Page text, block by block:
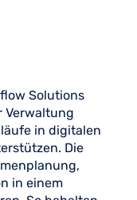
Solutions
Verwaltung
in digitalen
Die
in einem